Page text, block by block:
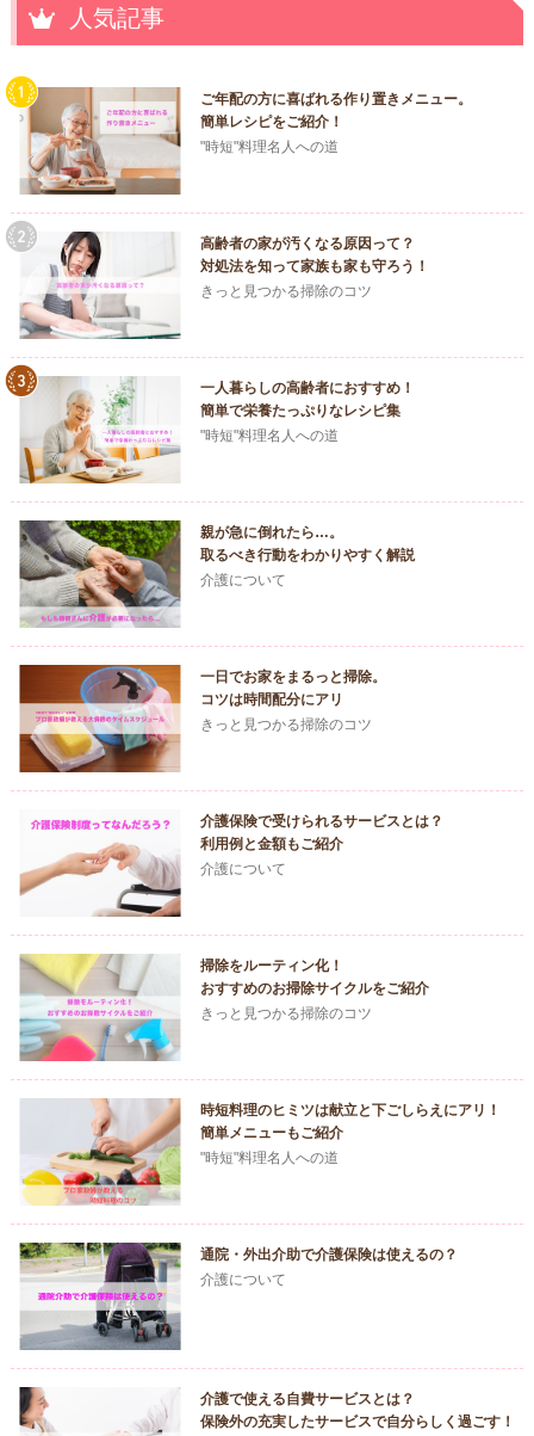
人気記事
ご年配の方に喜ばれる作り置きメニュー。
簡単レシピをご紹介！
"時短"料理名人への道
高齢者の家が汚くなる原因って？
対処法を知って家族も家も守ろう！
きっと見つかる掃除のコツ
一人暮らしの高齢者におすすめ！
簡単で栄養たっぷりなレシピ集
"時短"料理名人への道
親が急に倒れたら…。
取るべき行動をわかりやすく解説
介護について
一日でお家をまるっと掃除。
コツは時間配分にアリ
きっと見つかる掃除のコツ
介護保険で受けられるサービスとは？
利用例と金額もご紹介
介護について
掃除をルーティン化！
おすすめのお掃除サイクルをご紹介
きっと見つかる掃除のコツ
時短料理のヒミツは献立と下ごしらえにアリ！
簡単メニューもご紹介
"時短"料理名人への道
通院・外出介助で介護保険は使えるの？
介護について
介護で使える自費サービスとは？
保険外の充実したサービスで自分らしく過ごす！